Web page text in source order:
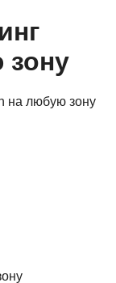
на любую зону